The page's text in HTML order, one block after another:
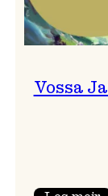
Vossa